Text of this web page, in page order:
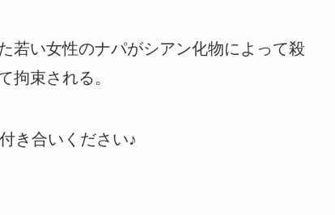
若い女性のナパがシアン化物によって殺
拘束される。
き合いください♪